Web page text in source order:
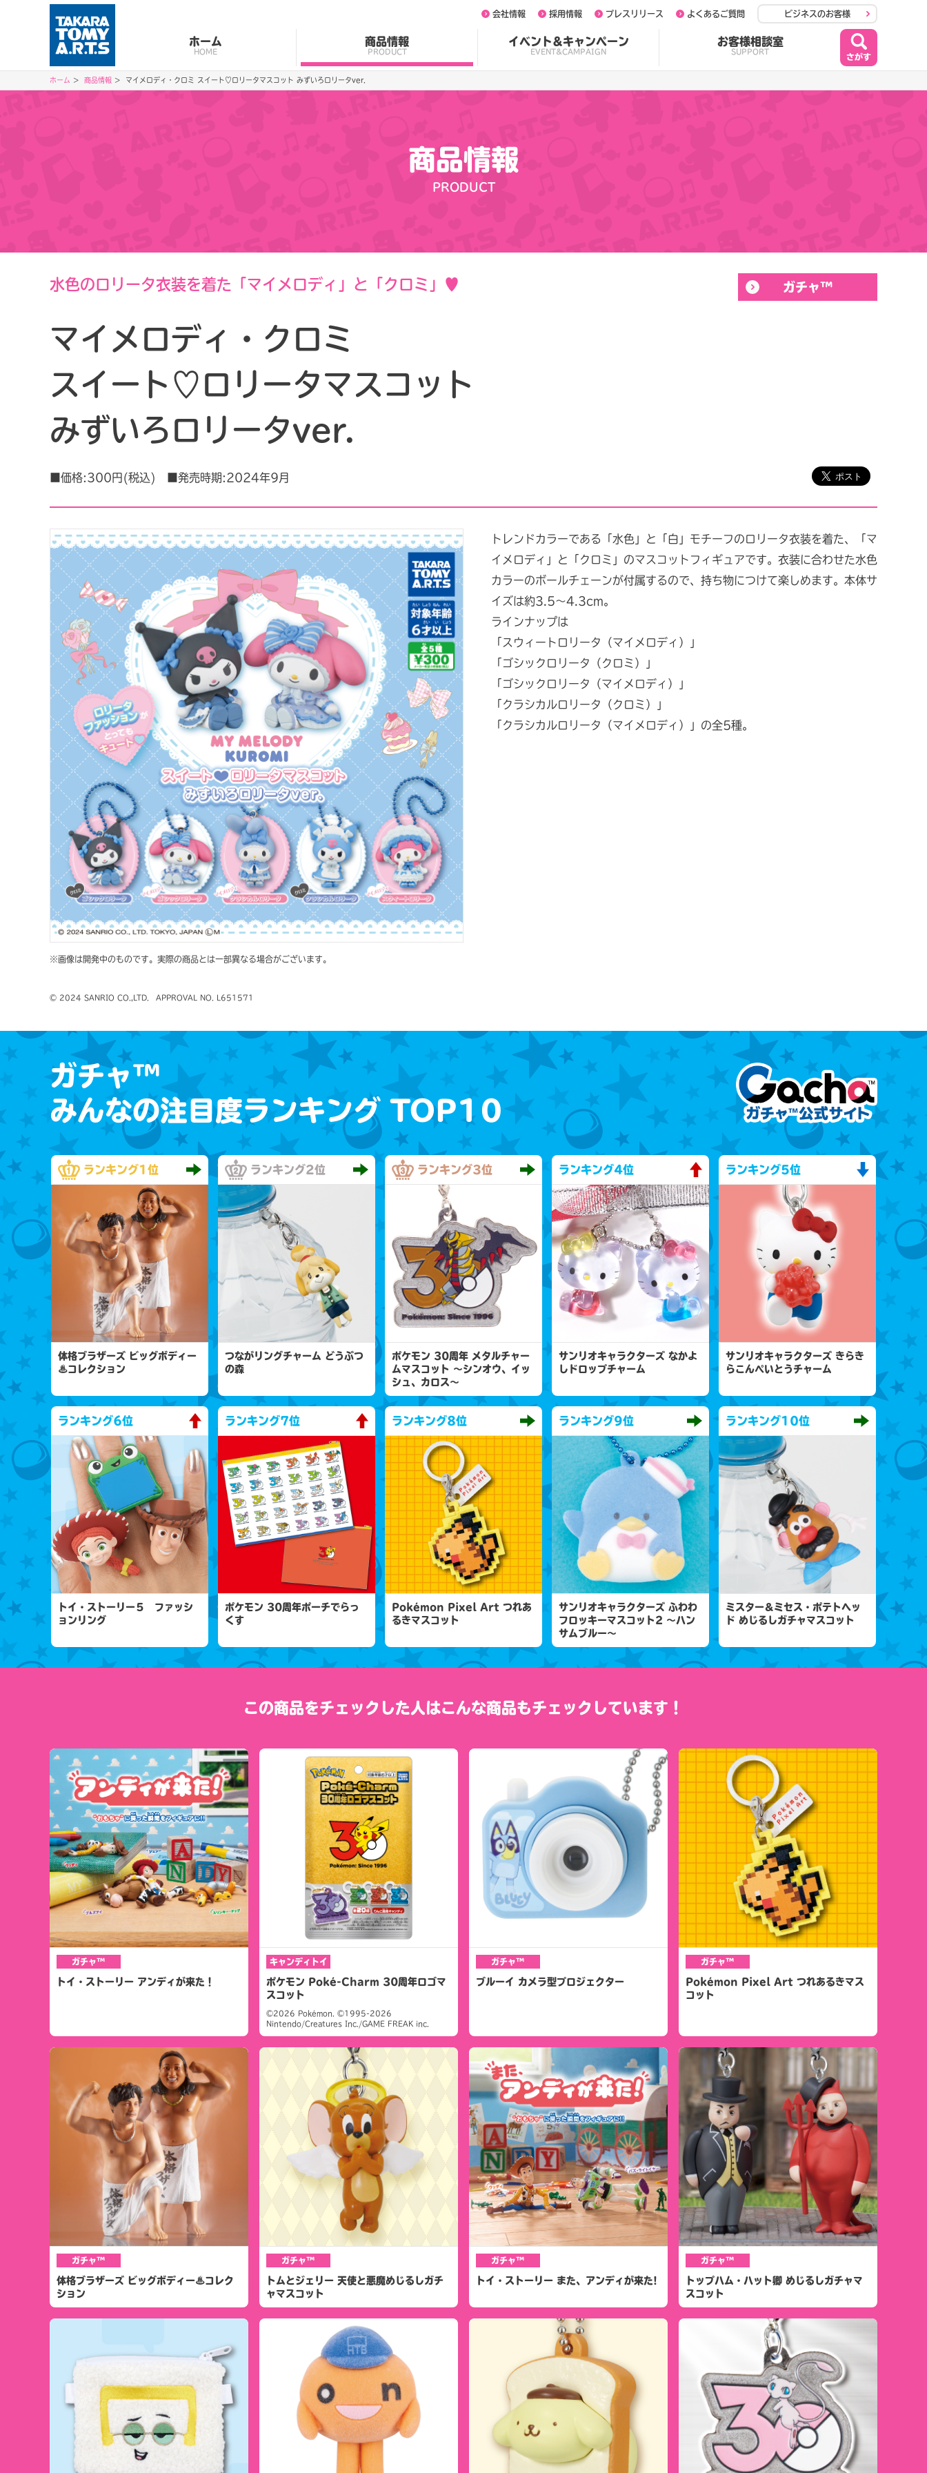
ホーム
HOME
商品情報
PRODUCT
イベント&キャンペーン
EVENT&CAMPAIGN
お客様相談室
SUPPORT
会社情報 採用情報 プレスリリース よくあるご質問 ビジネスのお客様
ホーム 商品情報 マイメロディ・クロミ スイート♡ロリータマスコット みずいろロリータver.
商品情報
PRODUCT
ガチャ™
水色のロリータ衣装を着た「マイメロディ」と「クロミ」♥
マイメロディ・クロミ
スイート♡ロリータマスコット
みずいろロリータver.
■価格:300円(税込) ■発売時期:2024年9月
※画像は開発中のものです。実際の商品とは一部異なる場合がございます。
トレンドカラーである「水色」と「白」モチーフのロリータ衣装を着た、「マ
イメロディ」と「クロミ」のマスコットフィギュアです。衣装に合わせた水色
カラーのボールチェーンが付属するので、持ち物につけて楽しめます。本体サ
イズは約3.5〜4.3cm。
ラインナップは
「スウィートロリータ（マイメロディ）」
「ゴシックロリータ（クロミ）」
「ゴシックロリータ（マイメロディ）」
「クラシカルロリータ（クロミ）」
「クラシカルロリータ（マイメロディ）」の全5種。
© 2024 SANRIO CO.,LTD.　APPROVAL NO. L651571
ガチャ™
みんなの注目度ランキングTOP10
ランキング1位
体格ブラザーズ ビッグボディー
♨コレクション
ランキング2位
つながリングチャーム どうぶつ
の森
ランキング3位
ポケモン 30周年 メタルチャー
ムマスコット 〜シンオウ、イッ
シュ、カロス〜
ランキング4位
サンリオキャラクターズ なかよ
しドロップチャーム
ランキング5位
サンリオキャラクターズ きらき
らこんぺいとうチャーム
ランキング6位
トイ・ストーリー５ ファッシ
ョンリング
ランキング7位
ポケモン 30周年ポーチでらっ
くす
ランキング8位
Pokémon Pixel Art つれあ
るきマスコット
ランキング9位
サンリオキャラクターズ ふわわ
フロッキーマスコット2 ～ハン
サムブルー～
ランキング10位
ミスター＆ミセス・ポテトヘッ
ド めじるしガチャマスコット
この商品をチェックした人はこんな商品もチェックしています！
ガチャ™
トイ・ストーリー アンディが来た！
キャンディトイ
ポケモン Poké-Charm 30周年ロゴマ
スコット
©2026 Pokémon. ©1995-2026
Nintendo/Creatures Inc./GAME FREAK inc.
ガチャ™
ブルーイ カメラ型プロジェクター
ガチャ™
Pokémon Pixel Art つれあるきマス
コット
ガチャ™
体格ブラザーズ ビッグボディー♨コレク
ション
ガチャ™
トムとジェリー 天使と悪魔めじるしガチ
ャマスコット
ガチャ™
トイ・ストーリー また、アンディが来た!
ガチャ™
トップハム・ハット卿 めじるしガチャマ
スコット